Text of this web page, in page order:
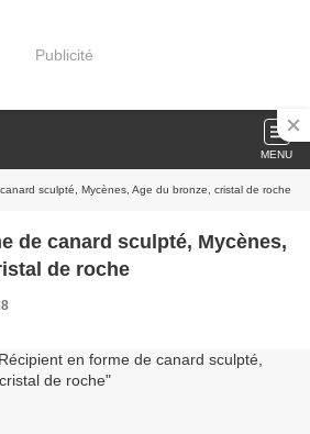
Publicité
MENU
sculpté, Mycènes, Age du bronze, cristal de roche
de canard sculpté, Mycènes,
de roche